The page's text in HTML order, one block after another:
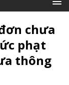
chưa
phạt
thông